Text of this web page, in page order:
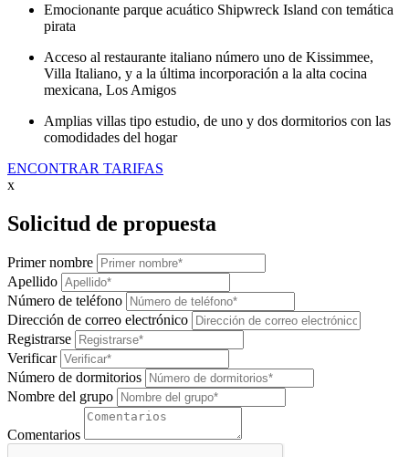
Emocionante parque acuático Shipwreck Island con temática
pirata
Acceso al restaurante italiano número uno de Kissimmee,
Villa Italiano, y a la última incorporación a la alta cocina
mexicana, Los Amigos
Amplias villas tipo estudio, de uno y dos dormitorios con las
comodidades del hogar
ENCONTRAR TARIFAS
x
Solicitud de propuesta
Primer nombre
Apellido
Número de teléfono
Dirección de correo electrónico
Registrarse
Verificar
Número de dormitorios
Nombre del grupo
Comentarios